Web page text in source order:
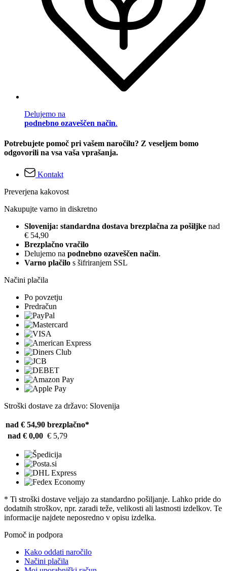
Delujemo na
podnebno ozaveščen način.
Potrebujete pomoč pri vašem naročilu? Z veseljem bomo
odgovorili na vsa vaša vprašanja.
Kontakt
Preverjena kakovost
Nakupujte varno in diskretno
Slovenija: standardna dostava brezplačna za pošiljke nad
€ 54,90
Brezplačno vračilo
Delujemo na podnebno ozaveščen način.
Varno plačilo s šifriranjem SSL
Načini plačila
Po povzetju
Predračun
Stroški dostave za državo: Slovenija
nad € 54,90 brezplačno*
nad € 0,00 € 5,79
* Ti stroški dostave veljajo za standardno pošiljanje. Lahko pride do
dodatnih stroškov, npr. zaradi teže, velikosti ali lastnosti izdelkov. Te
informacije najdete neposredno v opisu izdelka.
Pomoč in podpora
Kako oddati naročilo
Načini plačila